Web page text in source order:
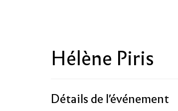
Hélène Piris
Détails de l'événement